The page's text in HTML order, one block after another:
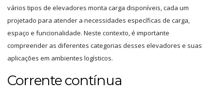
vários tipos de elevadores monta carga disponíveis, cada um
projetado para atender a necessidades específicas de carga,
espaço e funcionalidade. Neste contexto, é importante
compreender as diferentes categorias desses elevadores e suas
aplicações em ambientes logísticos.
Corrente contínua